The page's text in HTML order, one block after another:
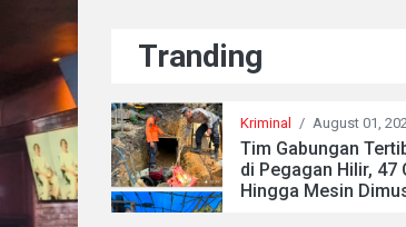
Tranding
Kriminal / August 01,
Tim Gabungan
di Pegagan Hilir, 47
Hingga Mesin